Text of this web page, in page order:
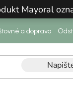
Mayoral
a doprava